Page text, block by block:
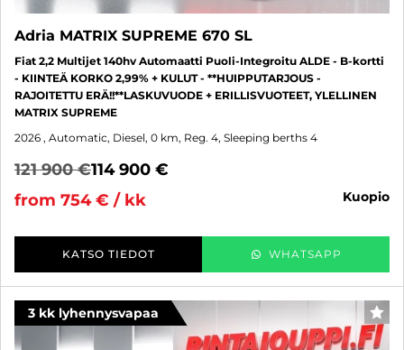
Adria MATRIX SUPREME 670 SL
Fiat 2,2 Multijet 140hv Automaatti Puoli-Integroitu ALDE - B-kortti
- KIINTEÄ KORKO 2,99% + KULUT - **HUIPPUTARJOUS -
RAJOITETTU ERÄ!!**LASKUVUODE + ERILLISVUOTEET, YLELLINEN
MATRIX SUPREME
2026 , Automatic, Diesel, 0 km, Reg. 4, Sleeping berths 4
121 900 €114 900 €
from 754 € / kk
kuopio
KATSO TIEDOT WHATSAPP
3 kk lyhennysvapaa